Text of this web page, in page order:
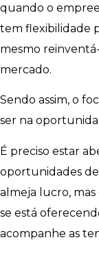
quando o
tem flexibilidade
mesmo
mercado.
Sendo assim, o
ser na
É preciso estar
oportunidades
almeja lucro,
se está
acompanhe as